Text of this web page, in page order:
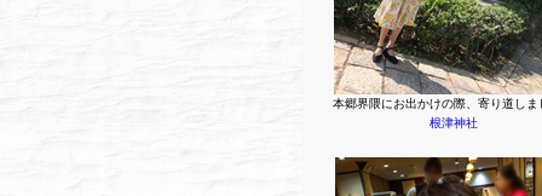
本郷界隈にお出かけの際、寄り道しま
根津神社